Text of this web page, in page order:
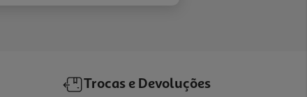
Trocas e Devoluções